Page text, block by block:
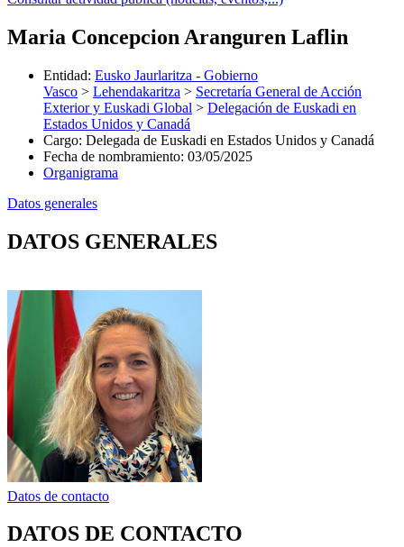
Maria Concepcion Aranguren Laflin
Entidad: Eusko Jaurlaritza - Gobierno
Vasco > Lehendakaritza > Secretaría General de Acción
Exterior y Euskadi Global > Delegación de Euskadi en
Estados Unidos y Canadá
Cargo: Delegada de Euskadi en Estados Unidos y Canadá
Fecha de nombramiento: 03/05/2025
Organigrama
Datos generales
DATOS GENERALES
Datos de contacto
DATOS DE CONTACTO